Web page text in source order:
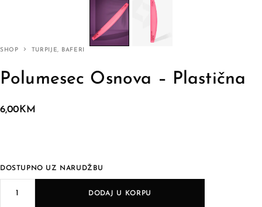
SHOP TURPIJE, BAFERI
Polumesec Osnova – Plastična
6,00 KM
DOSTUPNO UZ NARUDŽBU
DODAJ U KORPU